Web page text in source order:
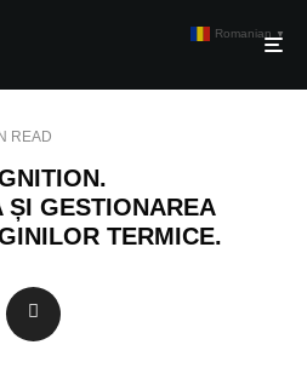
READ
ȘI GESTIONAREA
TERMICE.
Romanian ▼